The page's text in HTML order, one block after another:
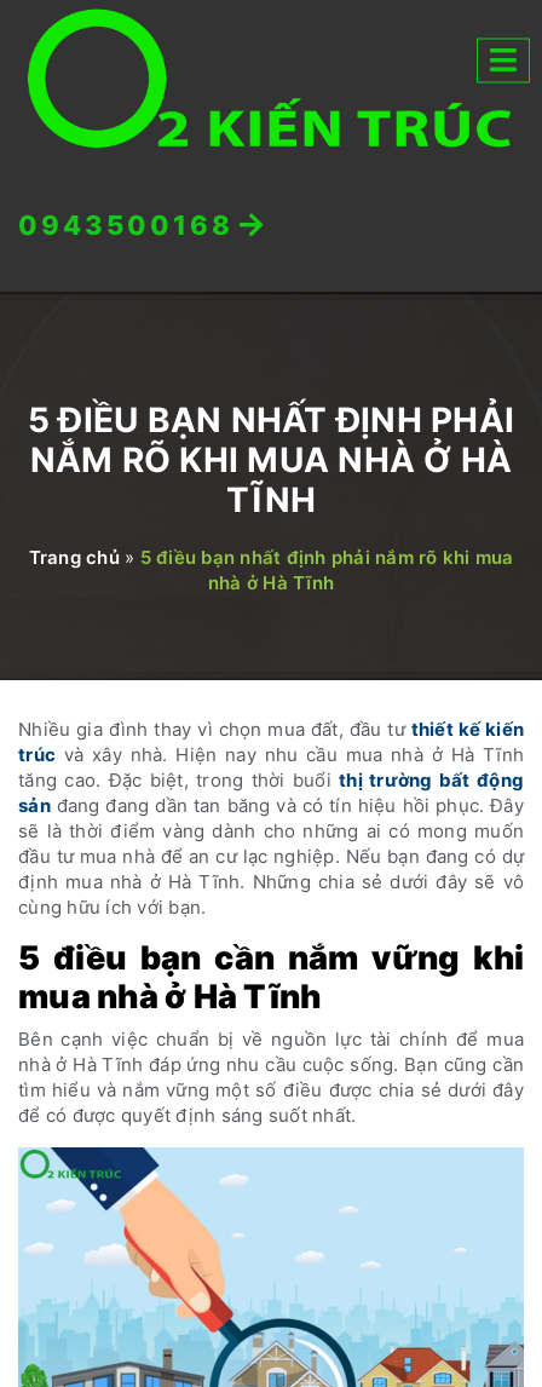
0943500168
5 ĐIỀU BẠN NHẤT ĐỊNH PHẢI
NẮM RÕ KHI MUA NHÀ Ở HÀ
TĨNH
Trang chủ» 5 điều bạn nhất định phải nắm rõ khi mua
nhà ở Hà Tĩnh
Nhiều gia đình thay vì chọn mua đất, đầu tư thiết kế kiến
trúc và xây nhà. Hiện nay nhu cầu mua nhà ở Hà Tĩnh
tăng cao. Đặc biệt, trong thời buổithị trường bất động
sảnđang đang dần tan băng và có tín hiệu hồi phục. Đây
sẽ là thời điểm vàng dành cho những ai có mong muốn
đầu tư mua nhà để an cư lạc nghiệp. Nếu bạn đang có dự
định mua nhà ở Hà Tĩnh. Những chia sẻ dưới đây sẽ vô
cùng hữu ích với bạn.
5 điều bạn cần nắm vững khi
mua nhà ở Hà Tĩnh
Bên cạnh việc chuẩn bị về nguồn lực tài chính để mua
nhà ở Hà Tĩnh đáp ứng nhu cầu cuộc sống. Bạn cũng cần
tìm hiểu và nắm vững một số điều được chia sẻ dưới đây
để có được quyết định sáng suốt nhất.